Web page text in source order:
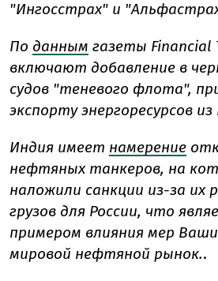
"Ингосстрах" и
По данным газеты Financial
включают добавление в
судов "теневого флота",
экспорту энергоресурсов из
Индия имеет намерение
нефтяных танкеров, на
наложили санкции из-за их
грузов для России, что
примером влияния мер
мировой нефтяной рынок..